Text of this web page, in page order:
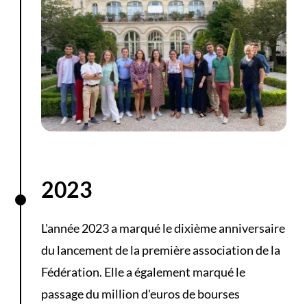
2023
L'année 2023 a marqué le dixième anniversaire
du lancement de la première association de la
Fédération. Elle a également marqué le
passage du million d'euros de bourses